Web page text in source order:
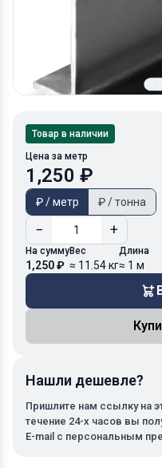
Товар в наличии
Цена за метр
1,250 ₽
₽ / метр ₽ / тонна
− +
На сумму
1,250 ₽
Вес
≈ 11.54 кг
Длина
≈ 1 м
Нашли дешевле?
Пришлите нам ссылку на
течение 24-х часов вы
E-mail с персональным